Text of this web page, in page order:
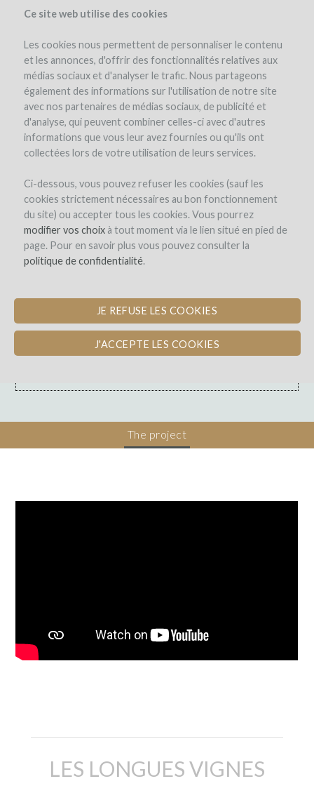
Ce site web utilise des cookies
Les cookies nous permettent de personnaliser le contenu
et les annonces, d'offrir des fonctionnalités relatives aux
médias sociaux et d'analyser le trafic. Nous partageons
également des informations sur l'utilisation de notre site
avec nos partenaires de médias sociaux, de publicité et
d'analyse, qui peuvent combiner celles-ci avec d'autres
informations que vous leur avez fournies ou qu'ils ont
collectées lors de votre utilisation de leurs services.
Ci-dessous, vous pouvez refuser les cookies (sauf les
cookies strictement nécessaires au bon fonctionnement
du site) ou accepter tous les cookies. Vous pourrez
modifier vos choixà tout moment via le lien situé en pied de
page. Pour en savoir plus vous pouvez consulter la
politique de confidentialité.
JE REFUSE LES COOKIES
J'ACCEPTE LES COOKIES
Les Longues Vignes
ÉQUIPEMENT DU CHAI POUR
PRODUIRE LE PREMIER VIN DE
BRETAGNE
The project
LES LONGUES VIGNES